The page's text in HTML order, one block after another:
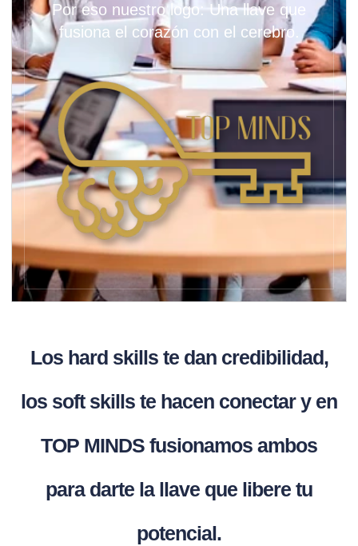
Por eso nuestro logo: Una llave que
fusiona el corazón con el cerebro.
Los hard skills te dan credibilidad,
los soft skills te hacen conectar y en
TOP MINDS fusionamos ambos
para darte la llave que libere tu
potencial.